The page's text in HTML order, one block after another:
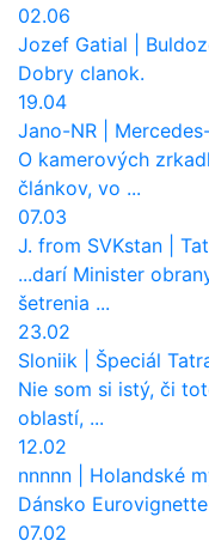
02.06
Jozef Gatial
Buldozéry
Dobry clanok.
19.04
Jano-NR
Mercedes-Benz
O kamerových
článkov, vo ...
07.03
J. from SVKstan
Tatra
...darí Minister
šetrenia ...
23.02
Sloniik
Špeciál Tatra
Nie som si istý, či
oblastí, ...
12.02
nnnnn
Holandské mýto
Dánsko
07.02